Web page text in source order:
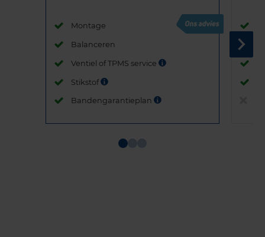
Montage
Balanceren
Ventiel of TPMS service
Stikstof
Bandengarantieplan